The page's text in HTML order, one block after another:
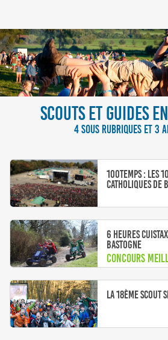
SCOUTS ET GUIDES
4 SOUS RUBRIQUES ET 3
100Temps : Les
Catholiques de
6 heures
Bastogne
Concours
La 18ème Scout